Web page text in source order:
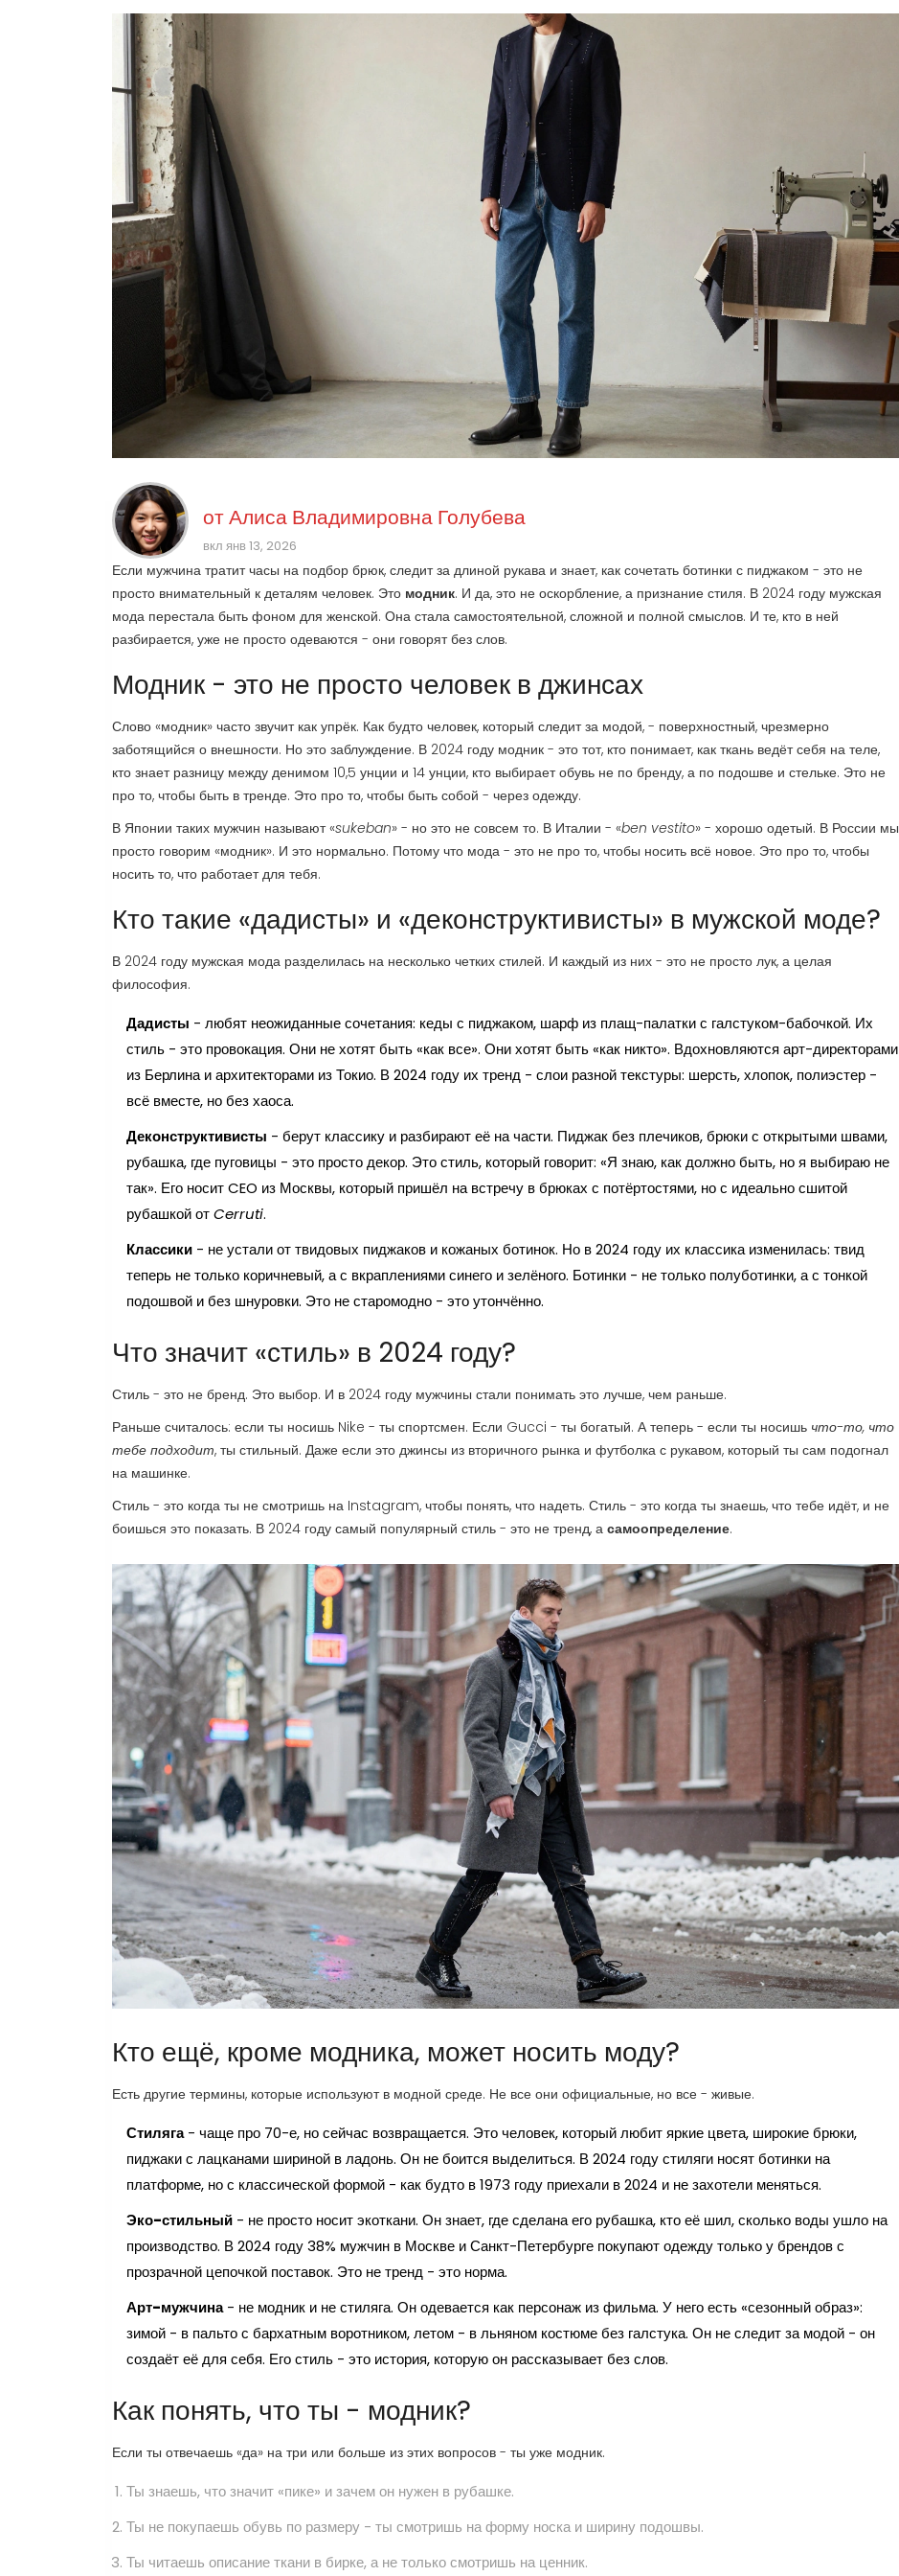
отАлиса Владимировна Голубева
вкл янв 13, 2026
Если мужчина тратит часы на подбор брюк, следит за длиной рукава и знает, как сочетать ботинки с пиджаком - это не
просто внимательный к деталям человек. Это модник. И да, это не оскорбление, а признание стиля. В 2024 году мужская
мода перестала быть фоном для женской. Она стала самостоятельной, сложной и полной смыслов. И те, кто в ней
разбирается, уже не просто одеваются - они говорят без слов.
Модник - это не просто человек в джинсах
Слово «модник» часто звучит как упрёк. Как будто человек, который следит за модой, - поверхностный, чрезмерно
заботящийся о внешности. Но это заблуждение. В 2024 году модник - это тот, кто понимает, как ткань ведёт себя на теле,
кто знает разницу между денимом 10,5 унции и 14 унции, кто выбирает обувь не по бренду, а по подошве и стельке. Это не
про то, чтобы быть в тренде. Это про то, чтобы быть собой - через одежду.
В Японии таких мужчин называют «sukeban» - но это не совсем то. В Италии - «ben vestito» - хорошо одетый. В России мы
просто говорим «модник». И это нормально. Потому что мода - это не про то, чтобы носить всё новое. Это про то, чтобы
носить то, что работает для тебя.
Кто такие «дадисты» и «деконструктивисты» в мужской моде?
В 2024 году мужская мода разделилась на несколько четких стилей. И каждый из них - это не просто лук, а целая
философия.
Дадисты - любят неожиданные сочетания: кеды с пиджаком, шарф из плащ-палатки с галстуком-бабочкой. Их
стиль - это провокация. Они не хотят быть «как все». Они хотят быть «как никто». Вдохновляются арт-директорами
из Берлина и архитекторами из Токио. В 2024 году их тренд - слои разной текстуры: шерсть, хлопок, полиэстер -
всё вместе, но без хаоса.
Деконструктивисты - берут классику и разбирают её на части. Пиджак без плечиков, брюки с открытыми швами,
рубашка, где пуговицы - это просто декор. Это стиль, который говорит: «Я знаю, как должно быть, но я выбираю не
так». Его носит CEO из Москвы, который пришёл на встречу в брюках с потёртостями, но с идеально сшитой
рубашкой отCerruti.
Классики - не устали от твидовых пиджаков и кожаных ботинок. Но в 2024 году их классика изменилась: твид
теперь не только коричневый, а с вкраплениями синего и зелёного. Ботинки - не только полуботинки, а с тонкой
подошвой и без шнуровки. Это не старомодно - это утончённо.
Что значит «стиль» в 2024 году?
Стиль - это не бренд. Это выбор. И в 2024 году мужчины стали понимать это лучше, чем раньше.
Раньше считалось: если ты носишь Nike - ты спортсмен. Если Gucci - ты богатый. А теперь - если ты носишь что-то, что
тебе подходит, ты стильный. Даже если это джинсы из вторичного рынка и футболка с рукавом, который ты сам подогнал
на машинке.
Стиль - это когда ты не смотришь на Instagram, чтобы понять, что надеть. Стиль - это когда ты знаешь, что тебе идёт, и не
боишься это показать. В 2024 году самый популярный стиль - это не тренд, а самоопределение.
Кто ещё, кроме модника, может носить моду?
Есть другие термины, которые используют в модной среде. Не все они официальные, но все - живые.
Стиляга- чаще про 70-е, но сейчас возвращается. Это человек, который любит яркие цвета, широкие брюки,
пиджаки с лацканами шириной в ладонь. Он не боится выделиться. В 2024 году стиляги носят ботинки на
платформе, но с классической формой - как будто в 1973 году приехали в 2024 и не захотели меняться.
Эко-стильный - не просто носит экоткани. Он знает, где сделана его рубашка, кто её шил, сколько воды ушло на
производство. В 2024 году 38% мужчин в Москве и Санкт-Петербурге покупают одежду только у брендов с
прозрачной цепочкой поставок. Это не тренд - это норма.
Арт-мужчина- не модник и не стиляга. Он одевается как персонаж из фильма. У него есть «сезонный образ»:
зимой - в пальто с бархатным воротником, летом - в льняном костюме без галстука. Он не следит за модой - он
создаёт её для себя. Его стиль - это история, которую он рассказывает без слов.
Как понять, что ты - модник?
Если ты отвечаешь «да» на три или больше из этих вопросов - ты уже модник.
Ты знаешь, что значит «пике» и зачем он нужен в рубашке.
Ты не покупаешь обувь по размеру - ты смотришь на форму носка и ширину подошвы.
Ты читаешь описание ткани в бирке, а не только смотришь на ценник.